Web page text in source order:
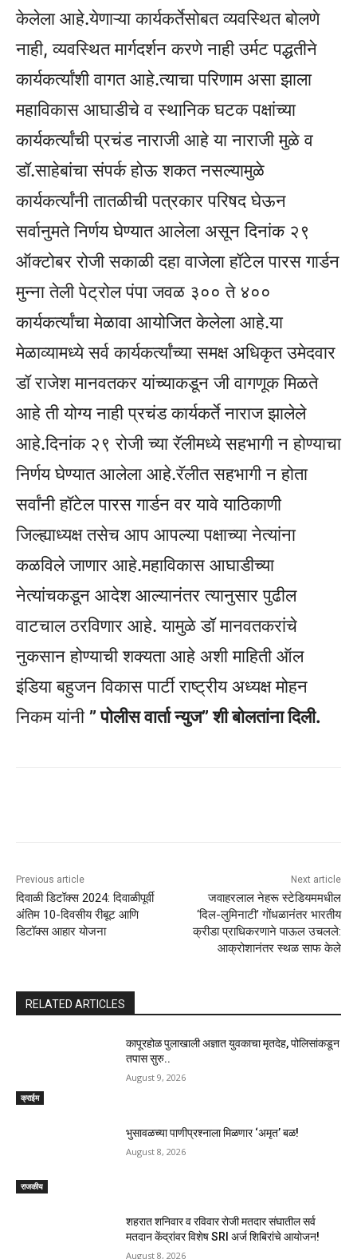
केलेला आहे.येणाऱ्या कार्यकर्तेसोबत व्यवस्थित बोलणे
नाही, व्यवस्थित मार्गदर्शन करणे नाही उर्मट पद्धतीने
कार्यकर्त्यांशी वागत आहे.त्याचा परिणाम असा झाला
महाविकास आघाडीचे व स्थानिक घटक पक्षांच्या
कार्यकर्त्यांची प्रचंड नाराजी आहे या नाराजी मुळे व
डॉ.साहेबांचा संपर्क होऊ शकत नसल्यामुळे
कार्यकर्त्यांनी तातळीची पत्रकार परिषद घेऊन
सर्वानुमते निर्णय घेण्यात आलेला असून दिनांक २९
ऑक्टोबर रोजी सकाळी दहा वाजेला हॉटेल पारस गार्डन
मुन्ना तेली पेट्रोल पंपा जवळ ३०० ते ४००
कार्यकर्त्यांचा मेळावा आयोजित केलेला आहे.या
मेळाव्यामध्ये सर्व कार्यकर्त्यांच्या समक्ष अधिकृत उमेदवार
डॉ राजेश मानवतकर यांच्याकडून जी वागणूक मिळते
आहे ती योग्य नाही प्रचंड कार्यकर्ते नाराज झालेले
आहे.दिनांक २९ रोजी च्या रॅलीमध्ये सहभागी न होण्याचा
निर्णय घेण्यात आलेला आहे.रॅलीत सहभागी न होता
सर्वांनी हॉटेल पारस गार्डन वर यावे याठिकाणी
जिल्ह्याध्यक्ष तसेच आप आपल्या पक्षाच्या नेत्यांना
कळविले जाणार आहे.महाविकास आघाडीच्या
नेत्यांचकडून आदेश आल्यानंतर त्यानुसार पुढील
वाटचाल ठरविणार आहे. यामुळे डॉ मानवतकरांचे
नुकसान होण्याची शक्यता आहे अशी माहिती ऑल
इंडिया बहुजन विकास पार्टी राष्ट्रीय अध्यक्ष मोहन
निकम यांनी” पोलीस वार्ता न्युज” शी बोलतांना दिली.
Previous article
दिवाळी डिटॉक्स 2024: दिवाळीपूर्वी
अंतिम 10-दिवसीय रीबूट आणि
डिटॉक्स आहार योजना
Next article
जवाहरलाल नेहरू स्टेडियममधील
‘दिल-लुमिनाटी’ गोंधळानंतर भारतीय
क्रीडा प्राधिकरणाने पाऊल उचलले:
आक्रोशानंतर स्थळ साफ केले
RELATED ARTICLES
क्राईम
कापूरहोळ पुलाखाली अज्ञात युवकाचा मृतदेह, पोलिसांकडून
तपास सुरु..
August 9, 2026
राजकीय
भुसावळच्या पाणीप्रश्नाला मिळणार ‘अमृत’ बळ!
August 8, 2026
शहरात शनिवार व रविवार रोजी मतदार संघातील सर्व
मतदान केंद्रांवर विशेष SRI अर्ज शिबिरांचे आयोजन!
August 8, 2026